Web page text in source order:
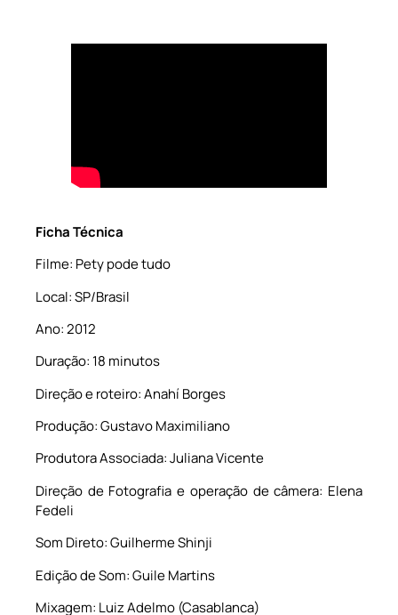
Ficha Técnica
Filme: Pety pode tudo
Local: SP/Brasil
Ano: 2012
Duração: 18 minutos
Direção e roteiro: Anahí Borges
Produção: Gustavo Maximiliano
Produtora Associada: Juliana Vicente
Direção de Fotografia e operação de câmera: Elena
Fedeli
Som Direto: Guilherme Shinji
Edição de Som: Guile Martins
Mixagem: Luiz Adelmo (Casablanca)